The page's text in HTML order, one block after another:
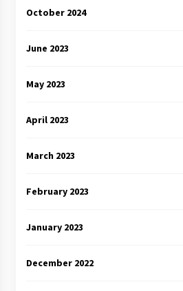
October 2024
June 2023
May 2023
April 2023
March 2023
February 2023
January 2023
December 2022